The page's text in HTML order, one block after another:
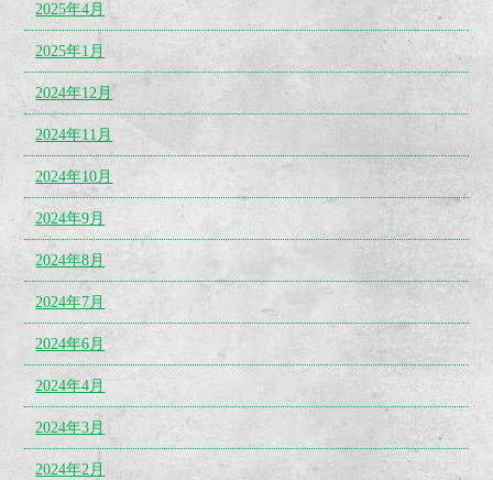
2025年4月
2025年1月
2024年12月
2024年11月
2024年10月
2024年9月
2024年8月
2024年7月
2024年6月
2024年4月
2024年3月
2024年2月